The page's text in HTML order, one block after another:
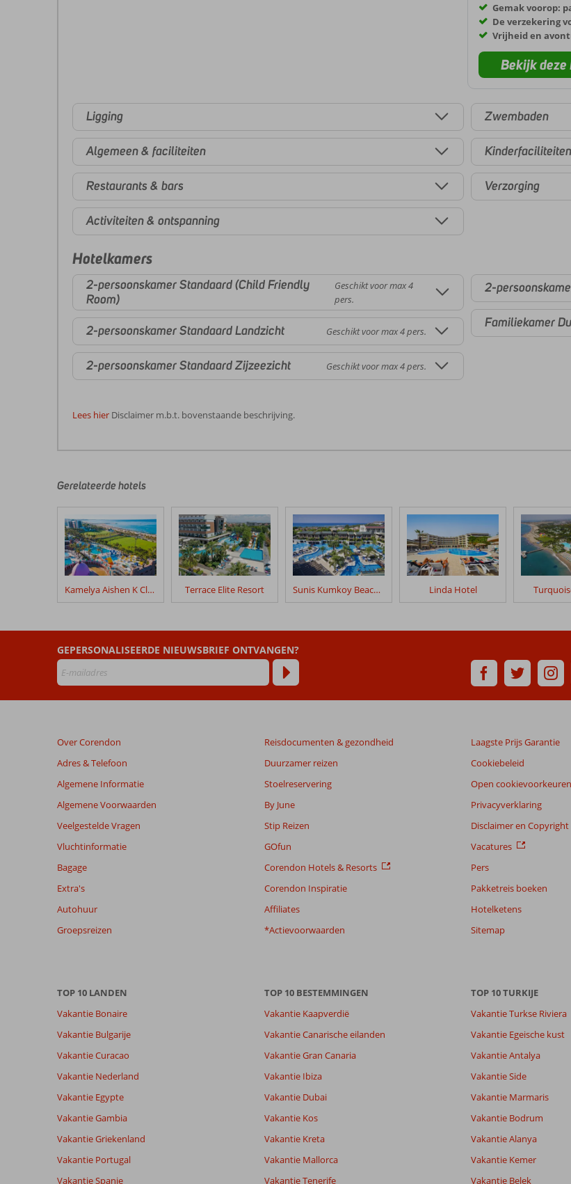
Gemak voorop:
De verzekering
Vrijheid en
Bekijk deze
Ligging
Algemeen & faciliteiten
Restaurants & bars
Activiteiten & ontspanning
Zwembaden
Kinderfaciliteiten
Verzorging
Hotelkamers
2-persoonskamer Standaard (Child Friendly
Room)
Geschikt voor max 4
pers.
2-persoonskamer Standaard Landzicht Geschikt voor max 4 pers.
2-persoonskamer Standaard Zijzeezicht Geschikt voor max 4 pers.
2-
Familiekamer
Lees hier Disclaimer m.b.t. bovenstaande beschrijving.
door
geschreven
na
hun
verblijf
Water
Spa
Beoordelingen
die
dan
48
maanden
worden
meer
weergegeven
de
te
over
onze
beoordelingen.
Totale score
Gebaseerd op:
948,2
Zeer goed
Eten
Kindvriendelijk
Wifi kwaliteit
Ervaringen
van onze
Taal
Filter reisgezelschap
Alle
Sorteren op
datum (nieuw >
Gerelateerde hotels
Kamelya Aishen K Club Terrace Elite Resort Sunis Kumkoy Beach Resort Linda Hotel
GEPERSONALISEERDE NIEUWSBRIEF ONTVANGEN?
Over Corendon
Adres & Telefoon
Algemene Informatie
Algemene Voorwaarden
Veelgestelde Vragen
Vluchtinformatie
Bagage
Extra's
Autohuur
Groepsreizen
Reisdocumenten & gezondheid
Duurzamer reizen
Stoelreservering
By June
Stip Reizen
GOfun
Corendon Hotels & Resorts
Corendon Inspiratie
Affiliates
*Actievoorwaarden
Laagste Prijs Garantie
Cookiebeleid
Open cookievoorkeuren
Privacyverklaring
Disclaimer en Copyright
Vacatures
Pers
Pakketreis boeken
Hotelketens
Sitemap
TOP 10 LANDEN
Vakantie Bonaire
Vakantie Bulgarije
Vakantie Curacao
Vakantie Nederland
Vakantie Egypte
Vakantie Gambia
Vakantie Griekenland
Vakantie Portugal
Vakantie Spanje
TOP 10 BESTEMMINGEN
Vakantie Kaapverdië
Vakantie Canarische eilanden
Vakantie Gran Canaria
Vakantie Ibiza
Vakantie Dubai
Vakantie Kos
Vakantie Kreta
Vakantie Mallorca
Vakantie Tenerife
TOP 10 TURKIJE
Vakantie Turkse Riviera
Vakantie Egeische kust
Vakantie Antalya
Vakantie Side
Vakantie Marmaris
Vakantie Bodrum
Vakantie Alanya
Vakantie Kemer
Vakantie Belek